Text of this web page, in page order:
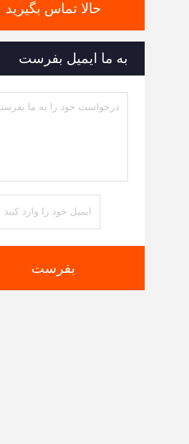
حالا تماس بگیرید
به ما ایمیل بفرست
بفرست